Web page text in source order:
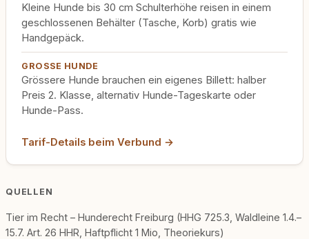
Kleine Hunde bis 30 cm Schulterhöhe reisen in einem
geschlossenen Behälter (Tasche, Korb) gratis wie
Handgepäck.
GROSSE HUNDE
Grössere Hunde brauchen ein eigenes Billett: halber
Preis 2. Klasse, alternativ Hunde-Tageskarte oder
Hunde-Pass.
Tarif-Details beim Verbund →
QUELLEN
Tier im Recht – Hunderecht Freiburg (HHG 725.3, Waldleine 1.4.–
15.7. Art. 26 HHR, Haftpflicht 1 Mio, Theoriekurs)